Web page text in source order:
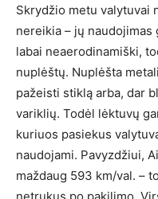
Skrydžio metu valytuvai
nereikia – jų naudojimas
labai neaerodinamiški,
nuplėštų. Nuplėšta
pažeisti stiklą arba, dar
variklių. Todėl lėktuvų
kuriuos pasiekus
naudojami. Pavyzdžiui,
maždaug 593 km/val. –